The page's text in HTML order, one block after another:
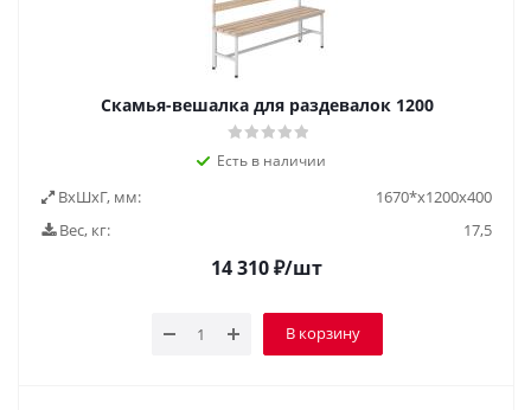
Скамья-вешалка для раздевалок 1200
Есть в наличии
ВxШxГ, мм:
1670*x1200x400
Вес, кг:
17,5
14 310₽/шт
В корзину